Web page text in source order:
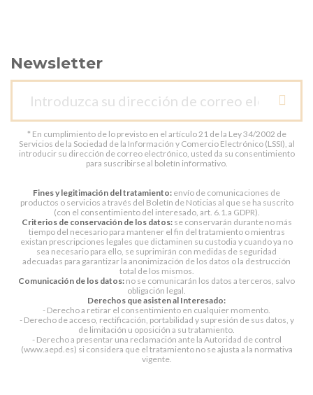
Newsletter
* En cumplimiento de lo previsto en el artículo 21 de la Ley 34/2002 de
Servicios de la Sociedad de la Información y Comercio Electrónico (LSSI), al
introducir su dirección de correo electrónico, usted da su consentimiento
para suscribirse al boletín informativo.
Fines y legitimación del tratamiento: envío de comunicaciones de
productos o servicios a través del Boletín de Noticias al que se ha suscrito
(con el consentimiento del interesado, art. 6.1.a GDPR).
Criterios de conservación de los datos:se conservarán durante no más
tiempo del necesario para mantener el fin del tratamiento o mientras
existan prescripciones legales que dictaminen su custodia y cuando ya no
sea necesario para ello, se suprimirán con medidas de seguridad
adecuadas para garantizar la anonimización de los datos o la destrucción
total de los mismos.
Comunicación de los datos: no se comunicarán los datos a terceros, salvo
obligación legal.
Derechos que asisten al Interesado:
- Derecho a retirar el consentimiento en cualquier momento.
- Derecho de acceso, rectificación, portabilidad y supresión de sus datos, y
de limitación u oposición a su tratamiento.
- Derecho a presentar una reclamación ante la Autoridad de control
(www.aepd.es) si considera que el tratamiento no se ajusta a la normativa
vigente.